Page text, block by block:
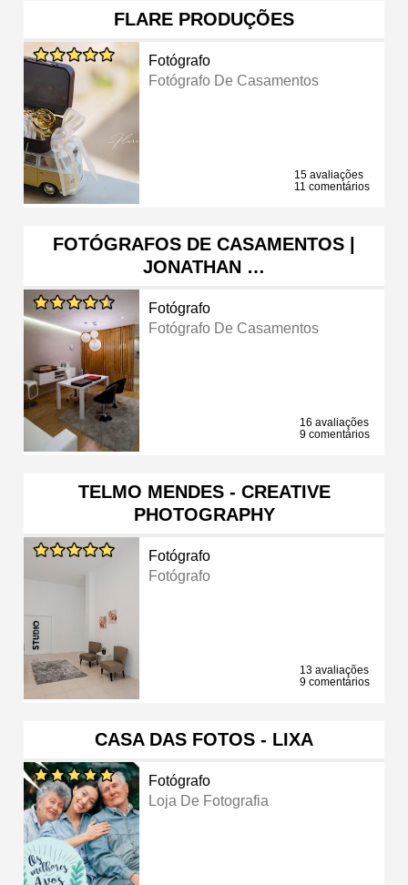
FLARE PRODUÇÕES
Fotógrafo
Fotógrafo De Casamentos
15 avaliações
11 comentários
FOTÓGRAFOS DE CASAMENTOS |
JONATHAN …
Fotógrafo
Fotógrafo De Casamentos
16 avaliações
9 comentários
TELMO MENDES - CREATIVE
PHOTOGRAPHY
Fotógrafo
Fotógrafo
13 avaliações
9 comentários
CASA DAS FOTOS - LIXA
Fotógrafo
Loja De Fotografia